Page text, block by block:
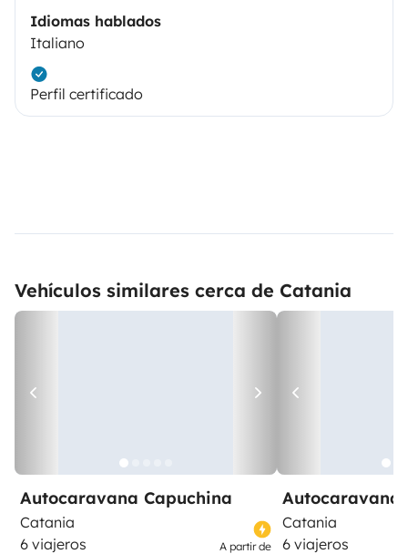
Idiomas hablados
Italiano
Perfil certificado
Vehículos similares cerca de Catania
Autocaravana Capuchina
Catania
6 viajeros
A partir de
Autocaravana
Catania
6 viajeros